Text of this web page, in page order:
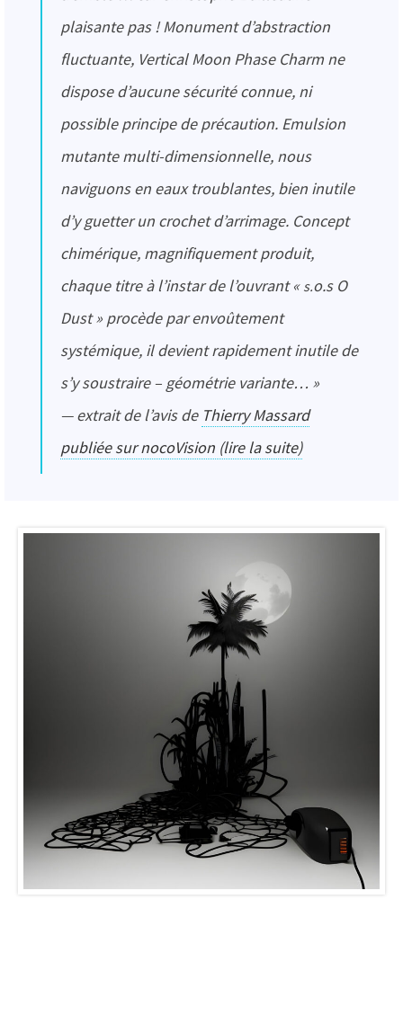
plaisante pas ! Monument d’abstraction
fluctuante, Vertical Moon Phase Charm ne
dispose d’aucune sécurité connue, ni
possible principe de précaution. Emulsion
mutante multi-dimensionnelle, nous
naviguons en eaux troublantes, bien inutile
d’y guetter un crochet d’arrimage. Concept
chimérique, magnifiquement produit,
chaque titre à l’instar de l’ouvrant « s.o.s O
Dust» procède par envoûtement
systémique, il devient rapidement inutile de
s’y soustraire – géométrie variante… »
— extrait de l’avis de Thierry Massard
publiée sur nocoVision (lire la suite)